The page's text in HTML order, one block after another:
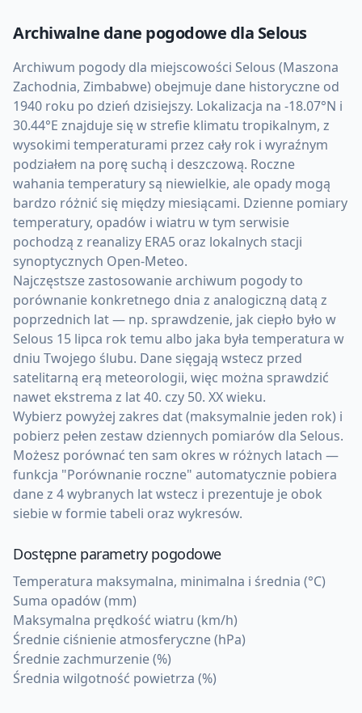
Archiwalne dane pogodowe dla Selous
Archiwum pogody dla miejscowości Selous (Maszona
Zachodnia, Zimbabwe) obejmuje dane historyczne od
1940 roku po dzień dzisiejszy. Lokalizacja na -18.07°N i
30.44°E znajduje się w strefie klimatu tropikalnym, z
wysokimi temperaturami przez cały rok i wyraźnym
podziałem na porę suchą i deszczową. Roczne
wahania temperatury są niewielkie, ale opady mogą
bardzo różnić się między miesiącami. Dzienne pomiary
temperatury, opadów i wiatru w tym serwisie
pochodzą z reanalizy ERA5 oraz lokalnych stacji
synoptycznych Open-Meteo.
Najczęstsze zastosowanie archiwum pogody to
porównanie konkretnego dnia z analogiczną datą z
poprzednich lat — np. sprawdzenie, jak ciepło było w
Selous 15 lipca rok temu albo jaka była temperatura w
dniu Twojego ślubu. Dane sięgają wstecz przed
satelitarną erą meteorologii, więc można sprawdzić
nawet ekstrema z lat 40. czy 50. XX wieku.
Wybierz powyżej zakres dat (maksymalnie jeden rok) i
pobierz pełen zestaw dziennych pomiarów dla Selous.
Możesz porównać ten sam okres w różnych latach —
funkcja "Porównanie roczne" automatycznie pobiera
dane z 4 wybranych lat wstecz i prezentuje je obok
siebie w formie tabeli oraz wykresów.
Dostępne parametry pogodowe
Temperatura maksymalna, minimalna i średnia (°C)
Suma opadów (mm)
Maksymalna prędkość wiatru (km/h)
Średnie ciśnienie atmosferyczne (hPa)
Średnie zachmurzenie (%)
Średnia wilgotność powietrza (%)